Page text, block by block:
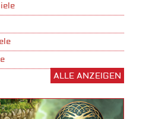
ALLE ANZEIGEN